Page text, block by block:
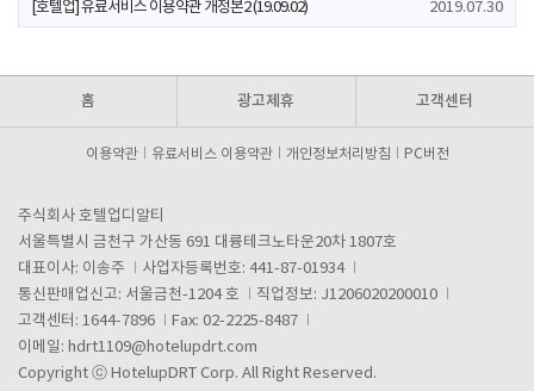
[호텔업] 유료서비스 이용약관 개정본2 (19.09.02) 2019.07.30
홈 광고제휴 고객센터
이용약관 유료서비스 이용약관 개인정보처리방침 PC버전
주식회사 호텔업디알티
서울특별시 금천구 가산동 691 대륭테크노타운20차 1807호
대표이사: 이송주
사업자등록번호: 441-87-01934
통신판매업신고: 서울금천-1204 호
직업정보: J1206020200010
고객센터: 1644-7896
Fax: 02-2225-8487
이메일: hdrt1109@hotelupdrt.com
Copyright ⓒ HotelupDRT Corp. All Right Reserved.